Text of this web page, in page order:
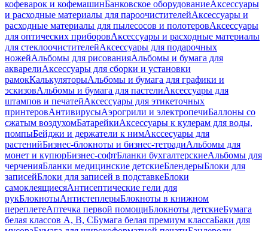
кофеварок и кофемашинБанковское оборудованиеАксессуары
и расходные материалы для пароочистителейАксессуары и
расходные материалы для пылесосов и полотеровАксессуары
для оптических приборовАксессуары и расходные материалы
для стеклоочистителейАксессуары для подарочных
ножейАльбомы для рисованияАльбомы и бумага для
акварелиАксессуары для сборки и установки
рамокКалькуляторыАльбомы и бумага для графики и
эскизовАльбомы и бумага для пастелиАксессуары для
штампов и печатейАксессуары для этикеточных
принтеровАнтивирусыАэрогрили и электропечиБаллоны со
сжатым воздухомБатарейкиАксессуары к кулерам для воды,
помпыБейджи и держатели к нимАкссесуары для
растенийБизнес-блокноты и бизнес-тетрадиАльбомы для
монет и купюрБизнес-софтБланки бухгалтерскиеАльбомы для
черченияБланки медицинские детскиеБлендерыБлоки для
записейБлоки для записей в подставкеБлоки
самоклеящиесяАнтисептические гели для
рукБлокнотыАнтистеплерыБлокноты в книжном
переплетеАптечка первой помощиБлокноты детскиеБумага
белая классов А, В, СБумага белая премиум классаБаки для